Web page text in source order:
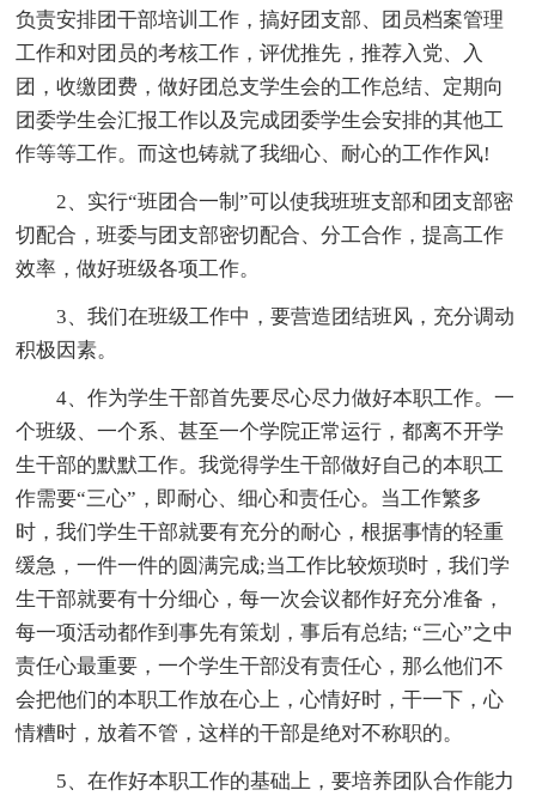
负责安排团干部培训工作，搞好团支部、团员档案管理
工作和对团员的考核工作，评优推先，推荐入党、入
团，收缴团费，做好团总支学生会的工作总结、定期向
团委学生会汇报工作以及完成团委学生会安排的其他工
作等等工作。而这也铸就了我细心、耐心的工作作风!
2、实行“班团合一制”可以使我班班支部和团支部密
切配合，班委与团支部密切配合、分工合作，提高工作
效率，做好班级各项工作。
3、我们在班级工作中，要营造团结班风，充分调动
积极因素。
4、作为学生干部首先要尽心尽力做好本职工作。一
个班级、一个系、甚至一个学院正常运行，都离不开学
生干部的默默工作。我觉得学生干部做好自己的本职工
作需要“三心”，即耐心、细心和责任心。当工作繁多
时，我们学生干部就要有充分的耐心，根据事情的轻重
缓急，一件一件的圆满完成;当工作比较烦琐时，我们学
生干部就要有十分细心，每一次会议都作好充分准备，
每一项活动都作到事先有策划，事后有总结; “三心”之中
责任心最重要，一个学生干部没有责任心，那么他们不
会把他们的本职工作放在心上，心情好时，干一下，心
情糟时，放着不管，这样的干部是绝对不称职的。
5、在作好本职工作的基础上，要培养团队合作能力